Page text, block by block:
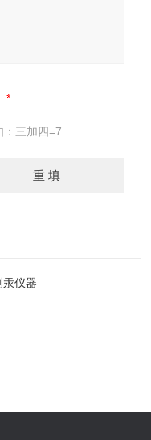
：三加四=7
仪器